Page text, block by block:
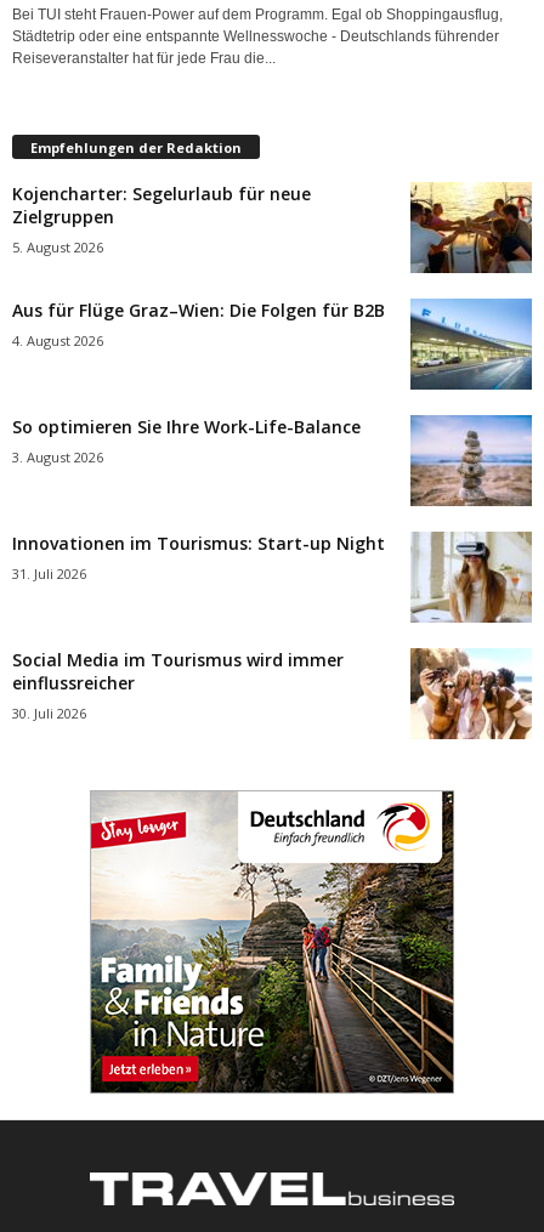
Bei TUI steht Frauen-Power auf dem Programm. Egal ob Shoppingausflug,
Städtetrip oder eine entspannte Wellnesswoche - Deutschlands führender
Reiseveranstalter hat für jede Frau die...
Empfehlungen der Redaktion
Kojencharter: Segelurlaub für neue
Zielgruppen
5. August 2026
Aus für Flüge Graz–Wien: Die Folgen für B2B
4. August 2026
So optimieren Sie Ihre Work-Life-Balance
3. August 2026
Innovationen im Tourismus: Start-up Night
31. Juli 2026
Social Media im Tourismus wird immer
einflussreicher
30. Juli 2026